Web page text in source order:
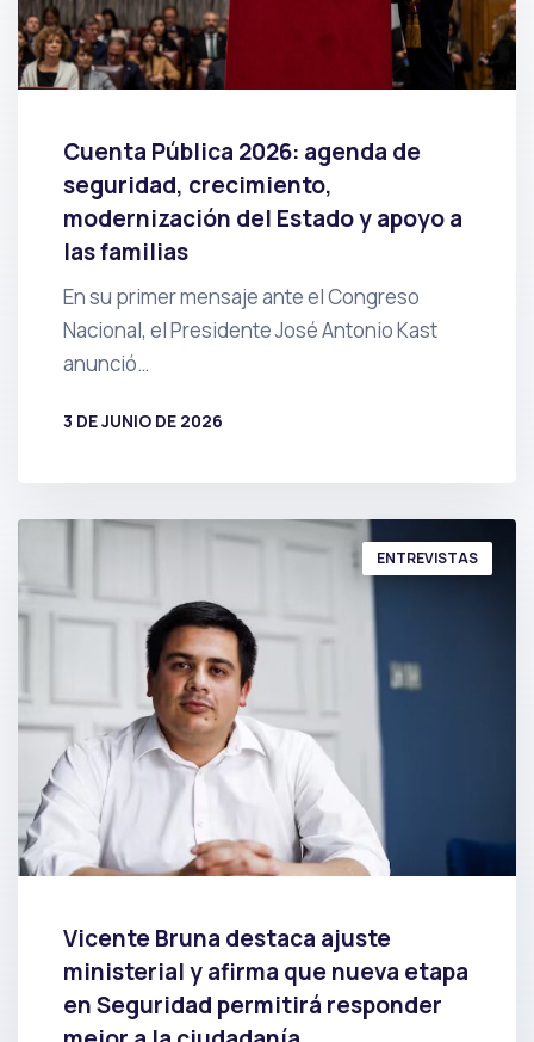
Cuenta Pública 2026: agenda de
seguridad, crecimiento,
modernización del Estado y apoyo a
las familias
En su primer mensaje ante el Congreso
Nacional, el Presidente José Antonio Kast
anunció…
3 DE JUNIO DE 2026
ENTREVISTAS
Vicente Bruna destaca ajuste
ministerial y afirma que nueva etapa
en Seguridad permitirá responder